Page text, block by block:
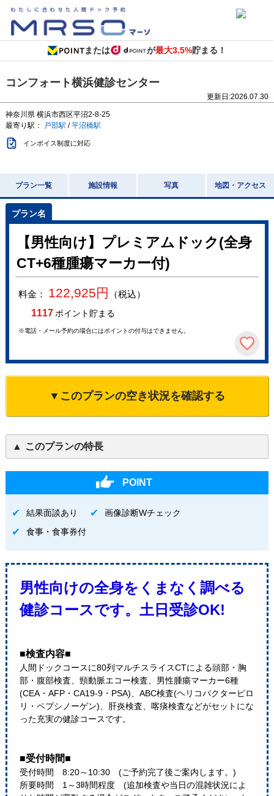
または が最大3.5%貯まる！
コンフォート横浜健診センター
更新日:2026.07.30
神奈川県 横浜市西区平沼2-8-25
最寄り駅：
戸部駅 /平沼橋駅
インボイス制度に対応
プラン一覧 施設情報 写真 地図・アクセス
【男性向け】プレミアムドック(全身
CT+6種腫瘍マーカー付)
料金： 122,925円
（税込）
1117ポイント貯まる
※電話・メール予約の場合にはポイントの付与はできません。
▼このプランの空き状況を確認する
このプランの特長
POINT
結果面談あり
画像診断Wチェック
食事・食事券付
男性向けの全身をくまなく調べる
健診コースです。土日受診OK!
■検査内容■
人間ドックコースに80列マルチスライスCTによる頭部・胸
部・腹部検査、頸動脈エコー検査、男性腫瘍マーカー6種
(CEA・AFP・CA19-9・PSA)、ABC検査(ヘリコバクターピロ
リ・ペプシノーゲン)、肝炎検査、喀痰検査などがセットにな
った充実の健診コースです。
■受付時間■
受付時間 8:20～10:30 (ご予約完了後ご案内します。)
所要時間 1～3時間程度 (追加検査や当日の混雑状況によ